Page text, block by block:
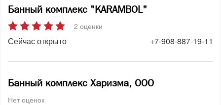
Банный комплекс "KARAMBOL"
2 оценки
Сейчас открыто +7-908-887-19-11
Банный комплекс Харизма, ООО
Нет оценок